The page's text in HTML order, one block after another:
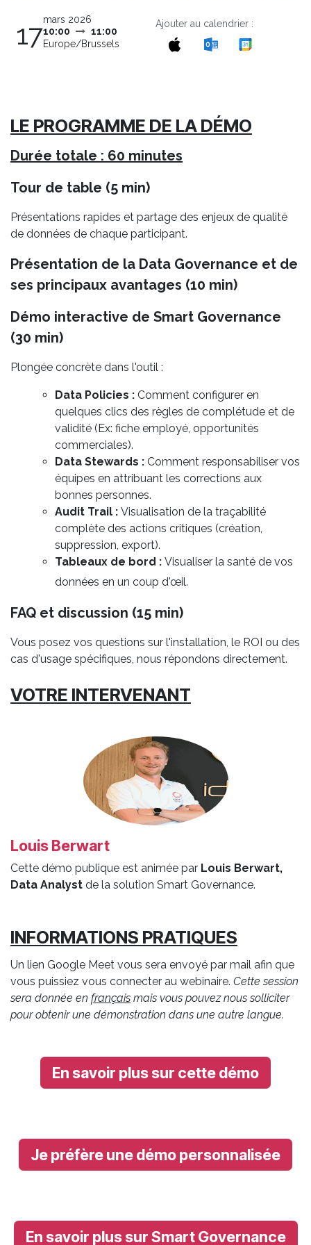
17mars 2026
10:00
11:00
Europe/Brussels
Ajouter au calendrier :
LE PROGRAMME DE LA DÉMO
Durée totale : 60 minutes
Tour de table (5 min)
Présentations rapides et partage des enjeux de qualité
de données de chaque participant.
Présentation de la Data Governance et de
ses principaux avantages (10 min)
Démo interactive de Smart Governance
(30 min)
Plongée concrète dans l'outil :
Data Policies : Comment configurer en
quelques clics des règles de complétude et de
validité (Ex: fiche employé, opportunités
commerciales).
Data Stewards : Comment responsabiliser vos
équipes en attribuant les corrections aux
bonnes personnes.
Audit Trail : Visualisation de la traçabilité
complète des actions critiques (création,
suppression, export).
Tableaux de bord : Visualiser la santé de vos
données en un coup d'œil.
FAQ et discussion (15 min)
Vous posez vos questions sur l'installation, le ROI ou des
cas d'usage spécifiques, nous répondons directement.
VOTRE INTERVENANT
Louis Berwart
Cette démo publique est animée par Louis Berwart,
Data Analyst de la solution Smart Governance.
INFORMATIONS PRATIQUES
Un lien Google Meet vous sera envoyé par mail afin que
vous puissiez vous connecter au webinaire. Cette session
sera donnée en français mais vous pouvez nous solliciter
pour obtenir une démonstration dans une autre langue.
En savoir plus sur cette démo
Je préfère une démo personnalisée
En savoir plus sur Smart Governance